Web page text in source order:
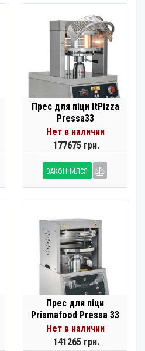
Прес для піци ItPizza
Pressa33
Нет в наличии
177675 грн.
ЗАКОНЧИЛСЯ
Прес для піци
Prismafood Pressa 33
Нет в наличии
141265 грн.